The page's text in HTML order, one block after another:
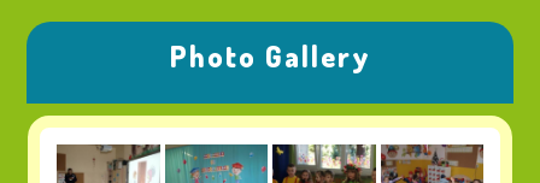
Photo Gallery